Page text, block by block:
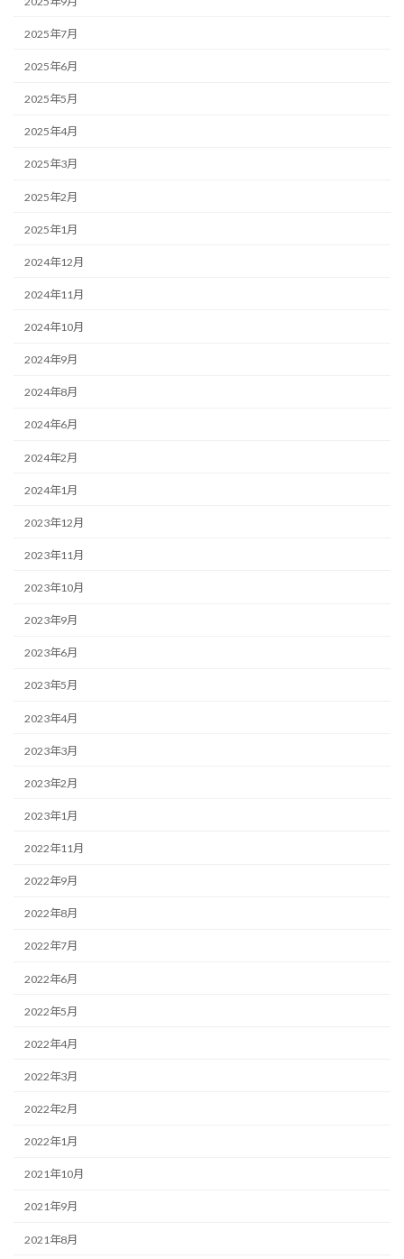
2025年7月
2025年6月
2025年5月
2025年4月
2025年3月
2025年2月
2025年1月
2024年12月
2024年11月
2024年10月
2024年9月
2024年8月
2024年6月
2024年2月
2024年1月
2023年12月
2023年11月
2023年10月
2023年9月
2023年6月
2023年5月
2023年4月
2023年3月
2023年2月
2023年1月
2022年11月
2022年9月
2022年8月
2022年7月
2022年6月
2022年5月
2022年4月
2022年3月
2022年2月
2022年1月
2021年10月
2021年9月
2021年8月